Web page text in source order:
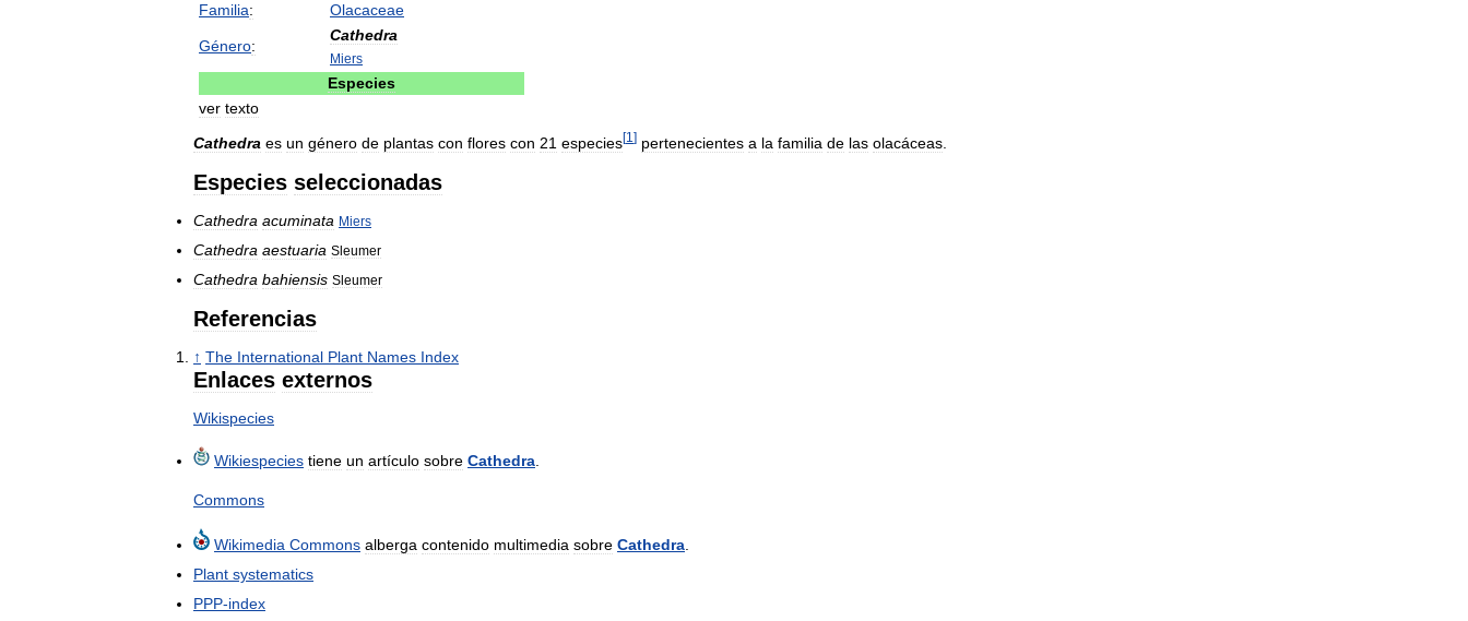
Familia: Olacaceae
Género:
Cathedra
Miers
Especies
ver texto
Cathedra es un género de plantas con flores con 21 especies[1 ] pertenecientes a la familia de las olacáceas
Especies seleccionadas
Cathedra acuminata Miers
Cathedra aestuaria Sleumer
Cathedra bahiensis Sleumer
Referencias
↑ The International Plant Names Index
Enlaces externos
Wikispecies
Wikiespecies tiene un artículo sobre Cathedra
Commons
Wikimedia Commons alberga contenido multimedia sobre Cathedra
Plant systematics
PPP-index